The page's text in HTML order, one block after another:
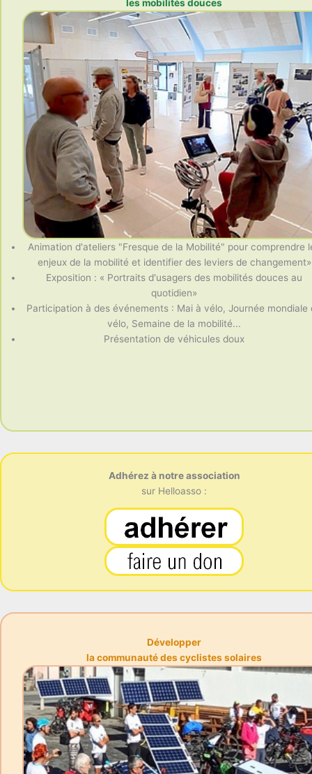
les mobilités douces
Animation d'ateliers "Fresque de la Mobilité" pour comprendre
enjeux de la mobilité et identifier des leviers de changement»
Exposition : « Portraits d'usagers des mobilités douces au
quotidien»
Participation à des événements : Mai à vélo, Journée mondiale
vélo, Semaine de la mobilité...
Présentation de véhicules doux
Adhérez à notre association
sur Helloasso :
Développer
la communauté des cyclistes solaires